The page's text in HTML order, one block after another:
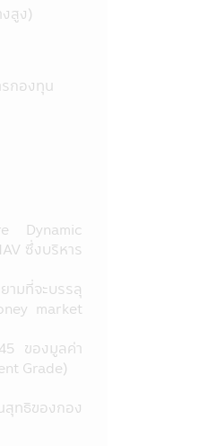
น
ร
ร
น
สูง)
กองทุน
Dynamic
ซึ่งบริหาร
มที่จะบรรลุ
market
ของมูลค่า
Grade)
ทธิของกอง